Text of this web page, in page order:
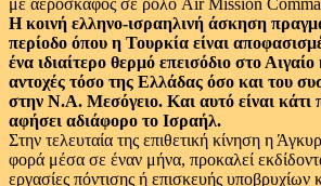
με αεροσκάφος σε ρόλο Air Mission
Η κοινή ελληνο-ισραηλινή άσκηση
περίοδο όπου η Τουρκία είναι
ένα ιδιαίτερο θερμό επεισόδιο στο Αιγαίο
αντοχές τόσο της Ελλάδας όσο και του
στην Ν.Α. Μεσόγειο. Και αυτό είναι κάτι
αφήσει αδιάφορο το Ισραήλ.
Στην τελευταία της επιθετική κίνηση η
φορά μέσα σε έναν μήνα, προκαλεί
εργασίες πόντισης ή επισκευής